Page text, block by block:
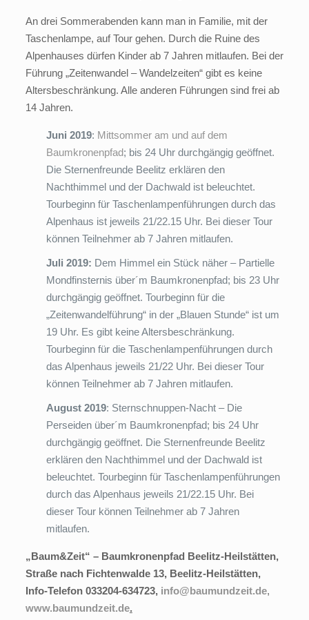
An drei Sommerabenden kann man in Familie, mit der
Taschenlampe, auf Tour gehen. Durch die Ruine des
Alpenhauses dürfen Kinder ab 7 Jahren mitlaufen. Bei der
Führung „Zeitenwandel – Wandelzeiten“ gibt es keine
Altersbeschränkung. Alle anderen Führungen sind frei ab
14 Jahren.
Juni 2019: Mittsommer am und auf dem
Baumkronenpfad; bis 24 Uhr durchgängig geöffnet.
Die Sternenfreunde Beelitz erklären den
Nachthimmel und der Dachwald ist beleuchtet.
Tourbeginn für Taschenlampenführungen durch das
Alpenhaus ist jeweils 21/22.15 Uhr. Bei dieser Tour
können Teilnehmer ab 7 Jahren mitlaufen.
Juli 2019: Dem Himmel ein Stück näher – Partielle
Mondfinsternis über´m Baumkronenpfad; bis 23 Uhr
durchgängig geöffnet. Tourbeginn für die
„Zeitenwandelführung“ in der „Blauen Stunde“ ist um
19 Uhr. Es gibt keine Altersbeschränkung.
Tourbeginn für die Taschenlampenführungen durch
das Alpenhaus jeweils 21/22 Uhr. Bei dieser Tour
können Teilnehmer ab 7 Jahren mitlaufen.
August 2019: Sternschnuppen-Nacht – Die
Perseiden über´m Baumkronenpfad; bis 24 Uhr
durchgängig geöffnet. Die Sternenfreunde Beelitz
erklären den Nachthimmel und der Dachwald ist
beleuchtet. Tourbeginn für Taschenlampenführungen
durch das Alpenhaus jeweils 21/22.15 Uhr. Bei
dieser Tour können Teilnehmer ab 7 Jahren
mitlaufen.
„Baum&Zeit“ – Baumkronenpfad Beelitz-Heilstätten,
Straße nach Fichtenwalde 13, Beelitz-Heilstätten,
Info-Telefon 033204-634723, info@baumundzeit.de,
www.baumundzeit.de.